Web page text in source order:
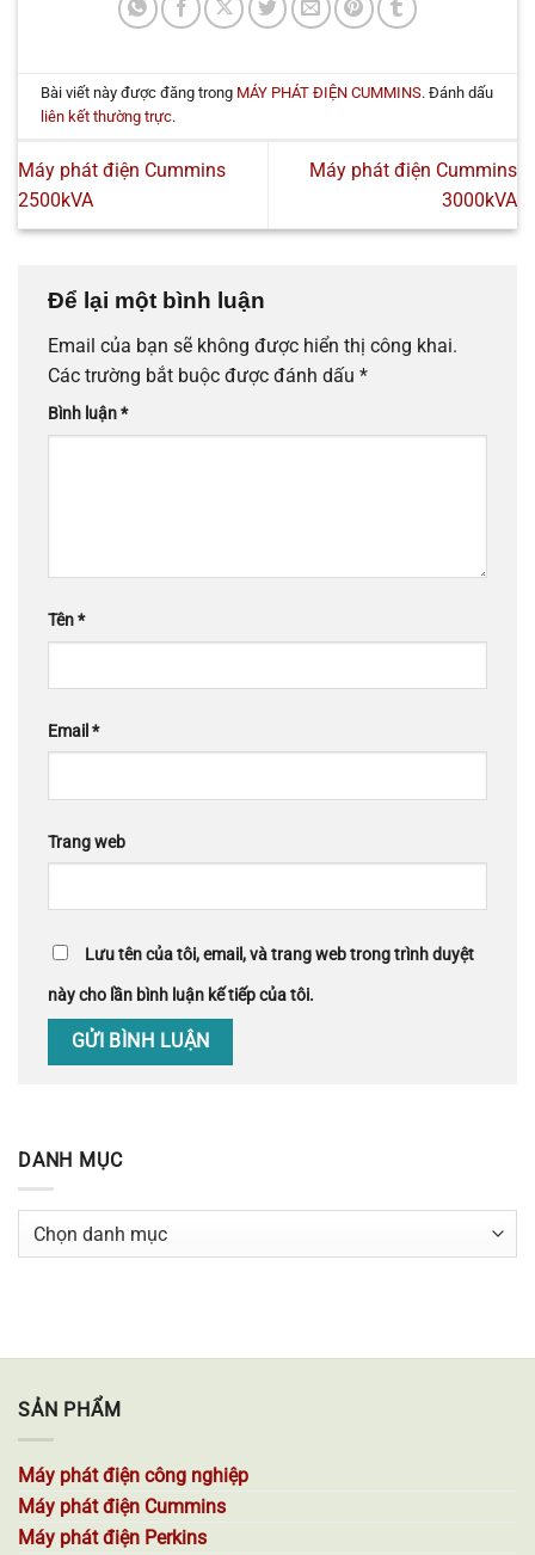
Bài viết này được đăng trong MÁY PHÁT ĐIỆN CUMMINS. Đánh dấu
liên kết thường trực.
Máy phát điện Cummins
2500kVA
Máy phát điện Cummins
3000kVA
Để lại một bình luận
Email của bạn sẽ không được hiển thị công khai.
Các trường bắt buộc được đánh dấu *
Bình luận*
Tên*
Email *
Trang web
Lưu tên của tôi, email, và trang web trong trình duyệt
này cho lần bình luận kế tiếp của tôi.
DANH MỤC
Danh
SẢN PHẨM
Máy phát điện công nghiệp
Máy phát điện Cummins
Máy phát điện Perkins